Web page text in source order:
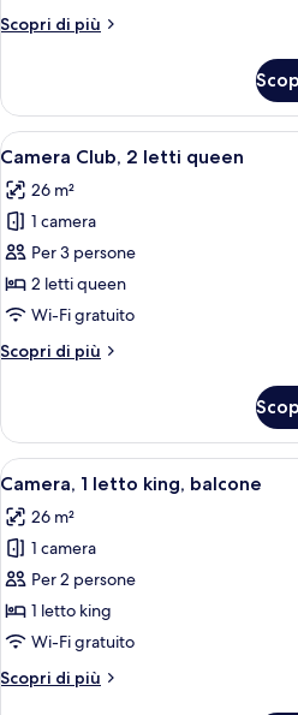
letto
Scopri di più
Altri
Deluxe,
letto
Apri
tutte
le
foto
per
Camera
Club,
letti
8
Camera Club, 2 letti queen
26 m²
1 camera
Per 3 persone
2 letti queen
Wi-Fi gratuito
Scopri di più
Altri
Club,
letti
Apri
tutte
le
foto
per
Camera,
1
king,
9
Camera, 1 letto king, balcone
26 m²
1 camera
Per 2 persone
1 letto king
Wi-Fi gratuito
Scopri di più
Altri